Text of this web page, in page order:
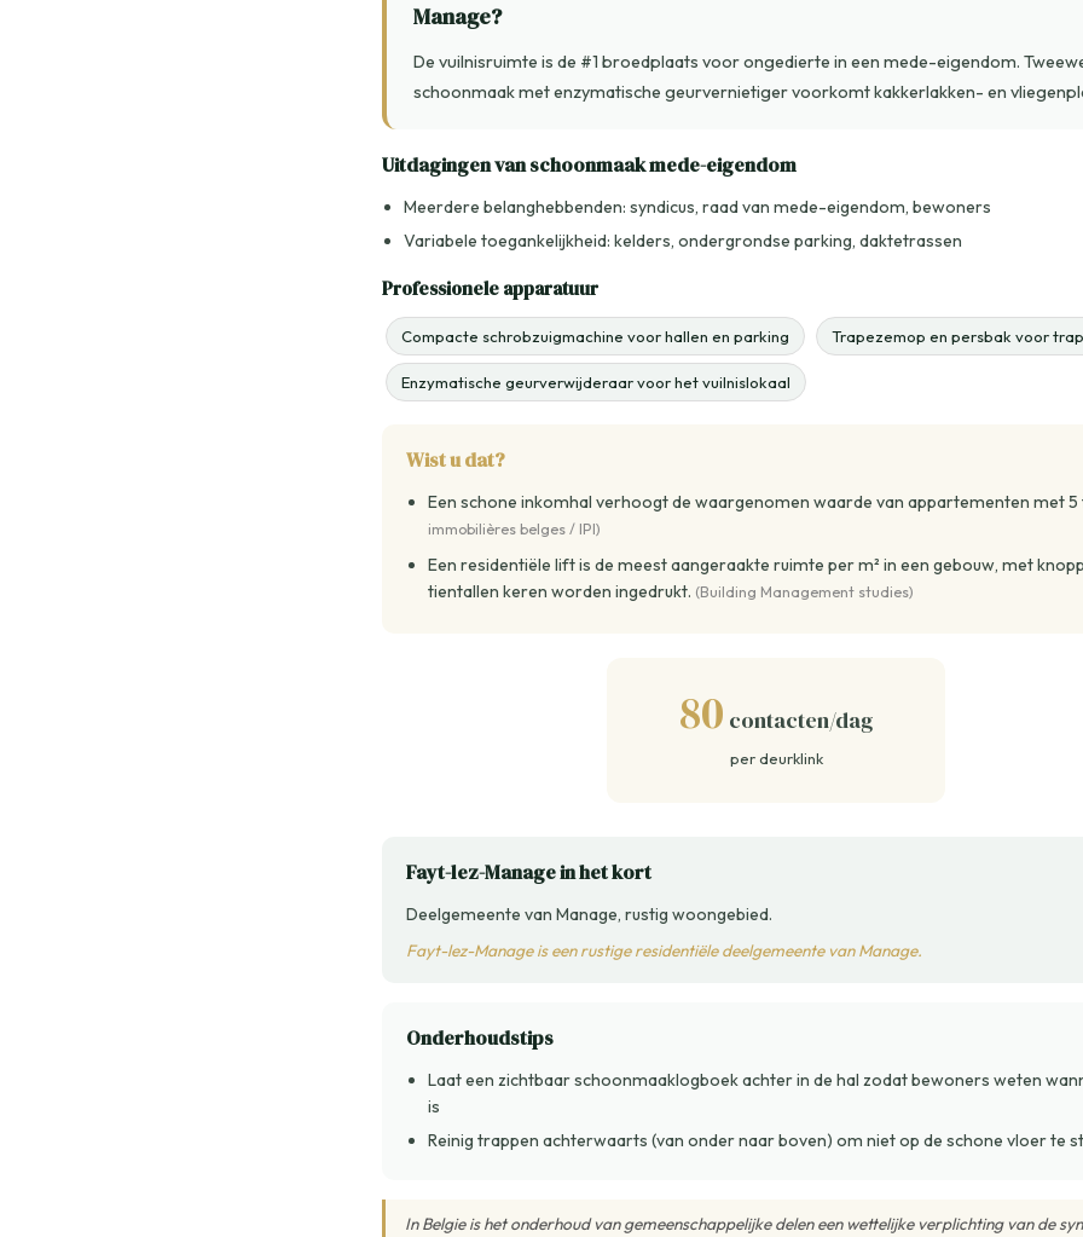
Manage?
De vuilnisruimte is de #1 broedplaats voor ongedierte in een mede-eigendom.
schoonmaak met enzymatische geurvernietiger voorkomt kakkerlakken- en
Uitdagingen van schoonmaak mede-eigendom
Meerdere belanghebbenden: syndicus, raad van mede-eigendom, bewoners
Variabele toegankelijkheid: kelders, ondergrondse parking, daktetrassen
Professionele apparatuur
Compacte schrobzuigmachine voor hallen en parking Trapezemop en persbak voor
Enzymatische geurverwijderaar voor het vuilnislokaal
Wist u dat?
Een schone inkomhal verhoogt de waargenomen waarde van appartementen met 5
immobilières belges / IPI)
Een residentiële lift is de meest aangeraakte ruimte per m² in een gebouw, met
tientallen keren worden ingedrukt. (Building Management studies)
80 contacten/dag
per deurklink
Fayt-lez-Manage in het kort
Deelgemeente van Manage, rustig woongebied.
Fayt-lez-Manage is een rustige residentiële deelgemeente van Manage.
Onderhoudstips
Laat een zichtbaar schoonmaaklogboek achter in de hal zodat bewoners weten
is
Reinig trappen achterwaarts (van onder naar boven) om niet op de schone vloer te
In Belgie is het onderhoud van gemeenschappelijke delen een wettelijke verplichting van de